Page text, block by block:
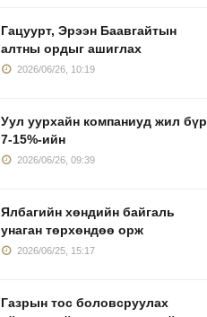
Гацуурт, Эрээн Баавгайтын
алтны ордыг ашиглах
2026/06/26, 10:19
Уул уурхайн компаниуд жил бүр
7-15%-ийн
2026/06/26, 09:39
Ялбагийн хөндийн байгаль
унаган төрхөндөө орж
2026/06/25, 15:17
Газрын тос боловсруулах